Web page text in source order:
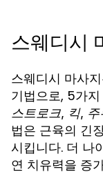
스웨디시
스웨디시 마사
기법으로, 5가
스트로크, 킥,
법은 근육의 긴
시킵니다. 더 나
연 치유력을 증